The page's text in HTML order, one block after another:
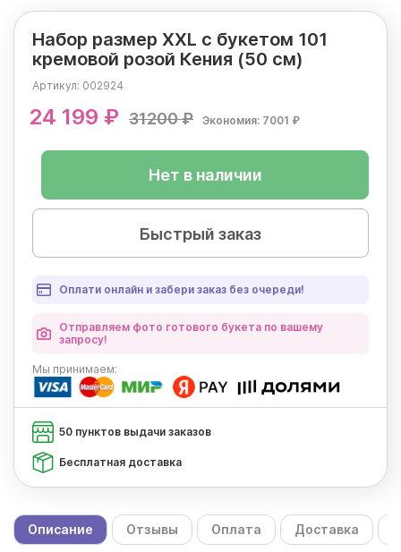
Набор размер XXL с букетом 101
кремовой розой Кения (50 см)
Артикул: 002924
24 199 ₽ 31200 ₽ Экономия: 7001 ₽
Нет в наличии
Быстрый заказ
Оплати онлайн и забери заказ без очереди!
Отправляем фото готового букета по вашему
запросу!
Мы принимаем:
50 пунктов выдачи заказов
Бесплатная доставка
Описание Отзывы Оплата Доставка